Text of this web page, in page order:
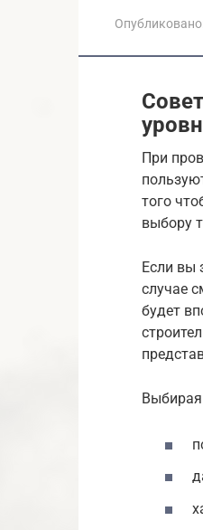
При
того
выбору
Если вы
случае
будет
Выбирая